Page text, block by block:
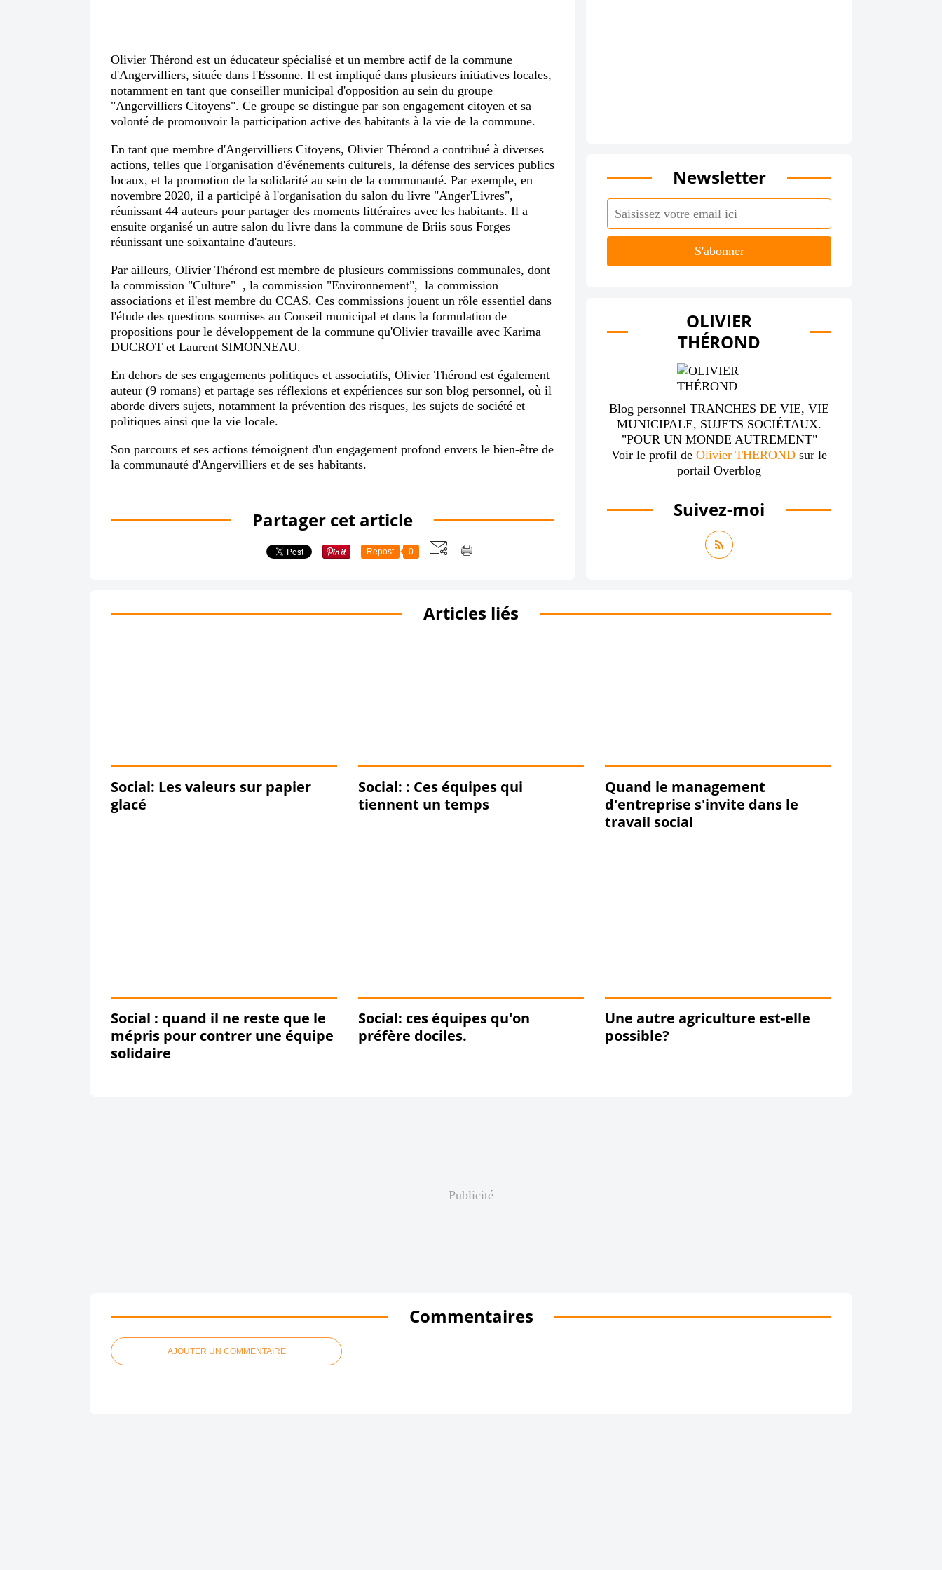
Olivier Thérond est un éducateur spécialisé et un membre actif de la commune
d'Angervilliers, située dans l'Essonne. Il est impliqué dans plusieurs initiatives locales,
notamment en tant que conseiller municipal d'opposition au sein du groupe
"Angervilliers Citoyens". Ce groupe se distingue par son engagement citoyen et sa
volonté de promouvoir la participation active des habitants à la vie de la commune.
En tant que membre d'Angervilliers Citoyens, Olivier Thérond a contribué à diverses
actions, telles que l'organisation d'événements culturels, la défense des services publics
locaux, et la promotion de la solidarité au sein de la communauté. Par exemple, en
novembre 2020, il a participé à l'organisation du salon du livre "Anger'Livres",
réunissant 44 auteurs pour partager des moments littéraires avec les habitants. Il a
ensuite organisé un autre salon du livre dans la commune de Briis sous Forges
réunissant une soixantaine d'auteurs.
Par ailleurs, Olivier Thérond est membre de plusieurs commissions communales, dont
la commission "Culture" , la commission "Environnement", la commission
associations et il'est membre du CCAS. Ces commissions jouent un rôle essentiel dans
l'étude des questions soumises au Conseil municipal et dans la formulation de
propositions pour le développement de la commune qu'Olivier travaille avec Karima
DUCROT et Laurent SIMONNEAU.
En dehors de ses engagements politiques et associatifs, Olivier Thérond est également
auteur (9 romans) et partage ses réflexions et expériences sur son blog personnel, où il
aborde divers sujets, notamment la prévention des risques, les sujets de société et
politiques ainsi que la vie locale.
Son parcours et ses actions témoignent d'un engagement profond envers le bien-être de
la communauté d'Angervilliers et de ses habitants.
Partager cet article
Repost 0
Newsletter
OLIVIER
THÉROND
Blog personnel TRANCHES DE VIE, VIE
MUNICIPALE, SUJETS SOCIÉTAUX.
"POUR UN MONDE AUTREMENT"
Voir le profil de Olivier THEROND sur le
portail Overblog
Suivez-moi
Articles liés
Social: Les valeurs sur papier
glacé
Social: : Ces équipes qui
tiennent un temps
Quand le management
d'entreprise s'invite dans le
travail social
Social : quand il ne reste que le
mépris pour contrer une équipe
solidaire
Social: ces équipes qu'on
préfère dociles.
Une autre agriculture est-elle
possible?
Publicité
Commentaires
AJOUTER UN COMMENTAIRE